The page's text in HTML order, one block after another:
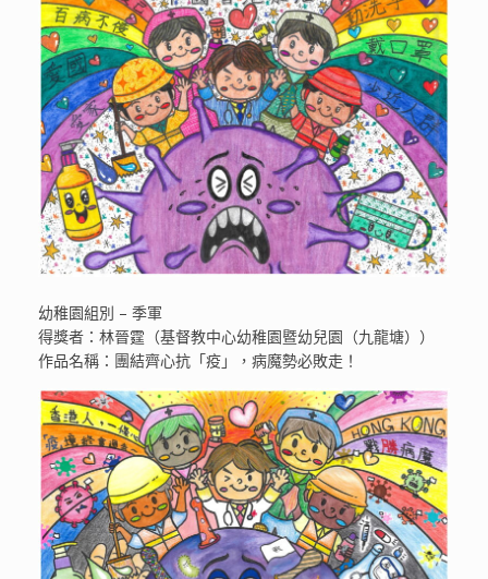
幼稚園組別 – 季軍
得獎者：林晉霆（基督教中心幼稚園暨幼兒園（九龍塘））
作品名稱：團結齊心抗「疫」，病魔勢必敗走！